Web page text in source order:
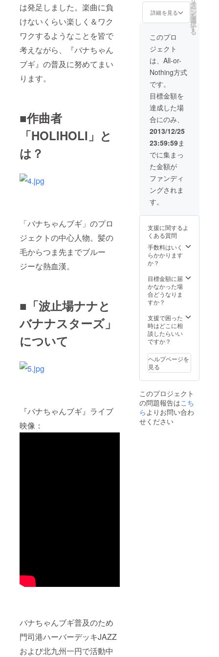
は発足しました。楽曲に負
けないくらい楽しく＆ワク
ワクするようなことを皆で
考えながら、『バナちゃん
ブギ』の普及に努めてまい
ります。
■作曲者
「HOLIHOLI」と
は？
「バナちゃんブギ」のプロ
ジェクトの中心人物。髪の
毛からつま先までブルー
ジーな熱血漢。
■「波止場ナナと
バナナスターズ」
について
『バナちゃんブギ』ライブ
映像：
バナちゃんブギ普及のため
門司港ハーバーデッキJAZZ
および北九州一円で活動中
化に弾みを
つけ、さら
フィリピン
に押しやら
れている台
湾バナナの
復権の一役
を担おう
じゃないか
と、そんな
思いで、こ
のプロジェ
クトを企画
しました。
ゼント ・CDに
名前（ニック
門司港バナナ
グッズ詰め合わ
せ
詳細を見る
タ
ー
ン
を
選
択
す
る
このプロ
ジェクト
は、All-or-
Nothing方式
です。
目標金額を
達成した場
合にのみ、
2013/12/25
23:59:59ま
でに集まっ
た金額が
ファンディ
ングされま
す。
支援に関するよ
くある質問
手数料はいく
らかかります
か？
目標金額に届
かなかった場
合どうなりま
すか？
支援で困った
時はどこに相
談したらいい
ですか？
ヘルプページを
見る
このプロジェクト
の問題報告はこち
らよりお問い合わ
せください